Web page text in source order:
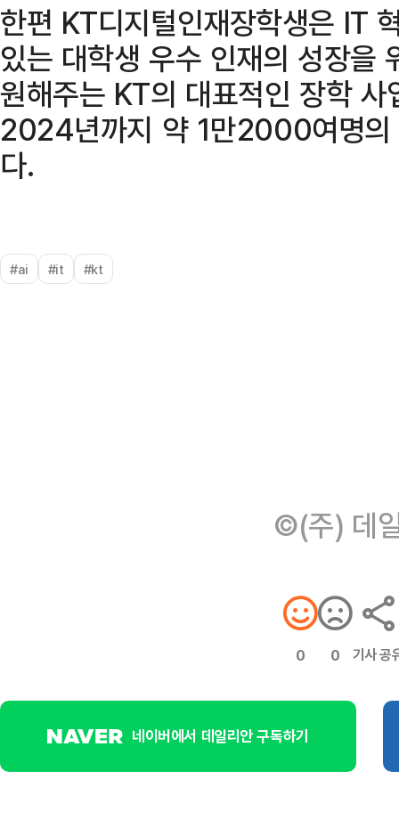
한편 KT디지털인재장학생은 IT
있는 대학생 우수 인재의 성장을
원해주는 KT의 대표적인 장학
2024년까지 약 1만2000여명의
다.
#ai #it #kt
©(주) 데
0 0 기사 공
네이버에서 데일리안 구독하기